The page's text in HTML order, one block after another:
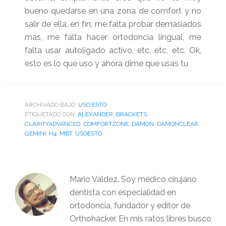
bueno quedarse en una zona de comfort y no
salir de ella, en fín, me falta probar demasiados
más, me falta hacer ortodoncia lingual, me
falta usar autoligado activo, etc, etc, etc. Ok,
esto es lo que uso y ahora dime que usas tu
ARCHIVADO BAJO: USO ESTO
ETIQUETADO CON: ALEXANDER BRACKETS,
CLARITYADVANCED, COMFORTZONE, DAMON DAMONCLEAR
GEMINI H4 MBT, USOESTO
Mario Valdez. Soy médico cirujano
dentista con especialidad en
ortodoncia, fundador y editor de
Orthohacker. En mis ratos libres busco